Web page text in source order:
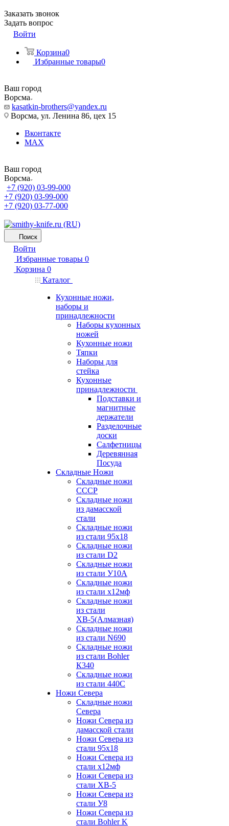
Заказать звонок
Задать вопрос
Войти
Корзина0
Избранные товары0
Ваш город
Ворсма
kasatkin-brothers@yandex.ru
Ворсма, ул. Ленина 86, цех 15
Вконтакте
MAX
Ваш город
Ворсма
+7 (920) 03-99-000
+7 (920) 03-99-000
+7 (920) 03-77-000
Поиск
Войти
Избранные товары 0
Корзина 0
Каталог
Кухонные ножи,
наборы и
принадлежности
Наборы кухонных
ножей
Кухонные ножи
Тяпки
Наборы для
стейка
Кухонные
принадлежности
Подставки и
магнитные
держатели
Разделочные
доски
Салфетницы
Деревянная
Посуда
Складные Ножи
Cкладные ножи
СССР
Складные ножи
из дамасской
стали
Складные ножи
из стали 95х18
Складные ножи
из стали D2
Складные ножи
из стали У10А
Складные ножи
из стали х12мф
Складные ножи
из стали
ХВ-5(Алмазная)
Складные ножи
из стали N690
Складные ножи
из стали Bohler
К340
Складные ножи
из стали 440С
Ножи Севера
Складные ножи
Севера
Ножи Севера из
дамасской стали
Ножи Севера из
стали 95х18
Ножи Севера из
стали х12мф
Ножи Севера из
стали ХВ-5
Ножи Севера из
стали У8
Ножи Севера из
стали Bohler K